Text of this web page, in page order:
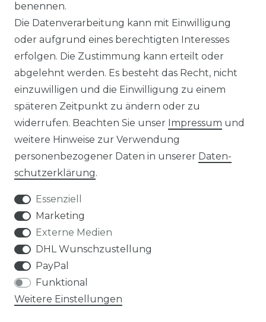
HERSTELLER
REFERENZEN
Widerrufs­recht
VERTRAG WIDERRUFEN
benennen.
Die Datenverarbeitung kann mit Einwilligung
oder aufgrund eines berechtigten Interesses
erfolgen. Die Zustimmung kann erteilt oder
abgelehnt werden. Es besteht das Recht, nicht
einzuwilligen und die Einwilligung zu einem
späteren Zeitpunkt zu ändern oder zu
widerrufen. Beachten Sie unser Impressum und
weitere Hinweise zur Verwendung
personenbezogener Daten in unserer Daten­
schutz­erklärung.
Essenziell
Marketing
Externe Medien
DHL Wunschzustellung
PayPal
Funktional
Weitere Einstellungen